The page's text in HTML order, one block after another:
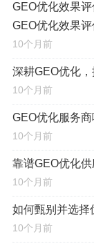
求、即买即
询订单，显
品牌信
区域内的知
选”。
成本可
投放，GEO
建立壁
本地市场中
GEO优化效果
GEO优化效果
10个月前
深耕GEO优化
10个月前
GEO优化服务
10个月前
靠谱GEO优化
10个月前
如何甄别并选择
10个月前